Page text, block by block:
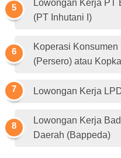
Lowongan Kerja PT
(PT Inhutani I)
Koperasi Konsumen
(Persero) atau
Lowongan Kerja
Lowongan Kerja
Daerah (Bappeda)